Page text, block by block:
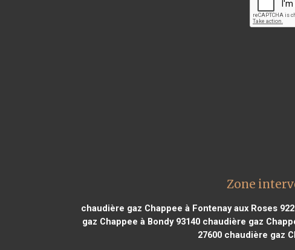
Zone
chaudière gaz Chappee à Fontenay aux Roses
gaz Chappee à Bondy 93140chaudière gaz
27600chaudière gaz